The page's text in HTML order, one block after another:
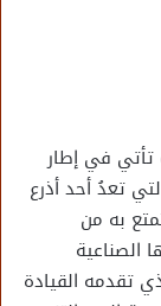
في إطار
تعدُ أحد أذرع
به من
الصناعية
تقدمه القيادة